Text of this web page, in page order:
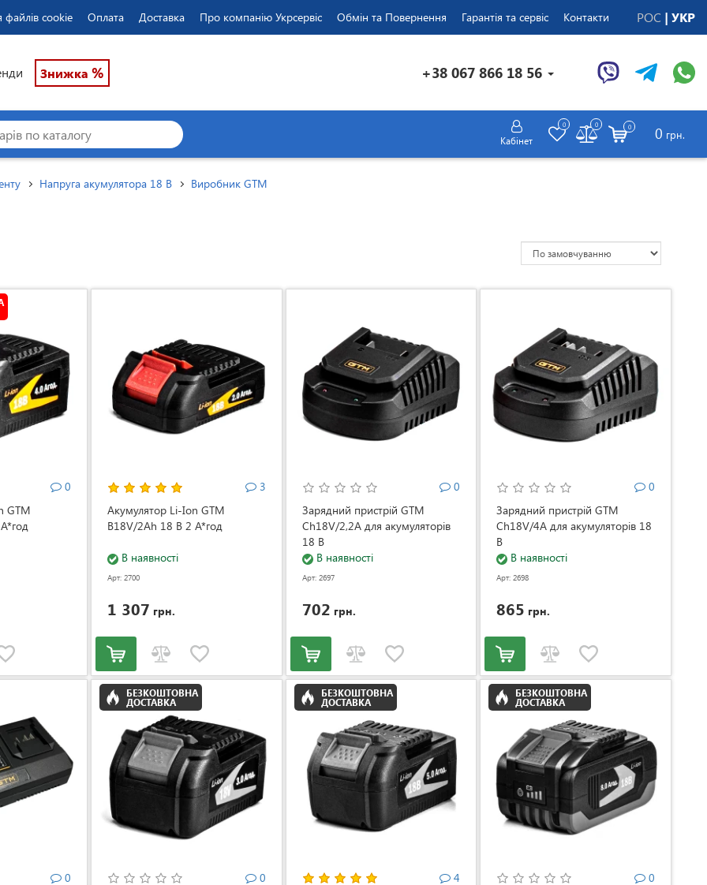
файлів cookie Оплата Доставка Про компанію Укрсервіс Обмін та Повернення Гарантія та сервіс Контакти РОС УКР
Знижка % +38 067 866 18 56
Кабінет
0 0 0 0 грн.
Напруга акумулятора 18 В Виробник GTM
0
GTM
3
Акумулятор Li-Ion GTM
B18V/2Аh 18 В 2 А*год
В наявності
Арт: 2700
1 307 грн.
0
Зарядний пристрій GTM
Ch18V/2,2А для акумуляторів
18 В
В наявності
Арт: 2697
702 грн.
0
Зарядний пристрій GTM
Ch18V/4А для акумуляторів 18
В
В наявності
Арт: 2698
865 грн.
0
БЕЗКОШТОВНА
ДОСТАВКА
0
БЕЗКОШТОВНА
ДОСТАВКА
4
БЕЗКОШТОВНА
ДОСТАВКА
0